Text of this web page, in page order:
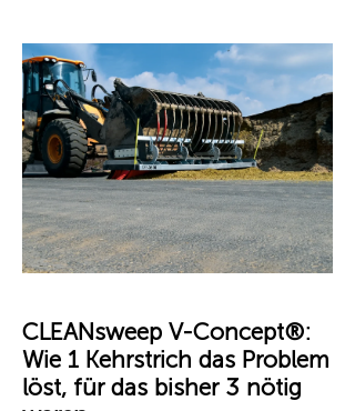
CLEANsweep V-Concept®:
Wie 1 Kehrstrich das Problem
löst, für das bisher 3 nötig